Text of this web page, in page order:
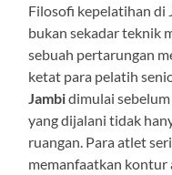
Filosofi kepelatihan di
bukan sekadar teknik
sebuah pertarungan
ketat para pelatih
Jambidimulai
yang dijalani tidak
ruangan. Para atlet
memanfaatkan kontur